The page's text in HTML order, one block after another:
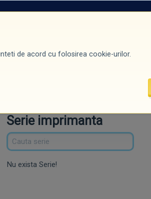
Serie imprimanta
Nu exista Serie!
de acord cu folosirea cookie-urilor.